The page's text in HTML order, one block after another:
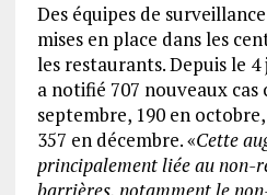
Des équipes de
mises en place dans les
les restaurants. Depuis le
a notifié 707 nouveaux cas
septembre, 190 en
357 en décembre. «Cette
principalement liée au non-